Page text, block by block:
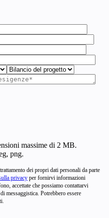
massime di 2 MB.
png.
dei propri dati personali da parte
privacy per fornirvi informazioni
accettate che possiamo contattarvi
messaggistica. Potrebbero essere